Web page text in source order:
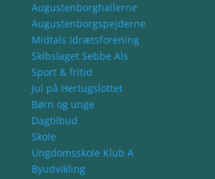
Augustenborghallerne
Augustenborgspejderne
Midtals Idrætsforening
Skibslaget Sebbe Als
Sport & fritid
Jul på Hertugslottet
Børn og unge
Dagtilbud
Skole
Ungdomsskole Klub A
Byudvikling